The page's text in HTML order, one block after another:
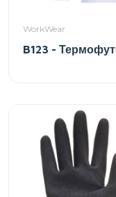
WorkWear
B123 -